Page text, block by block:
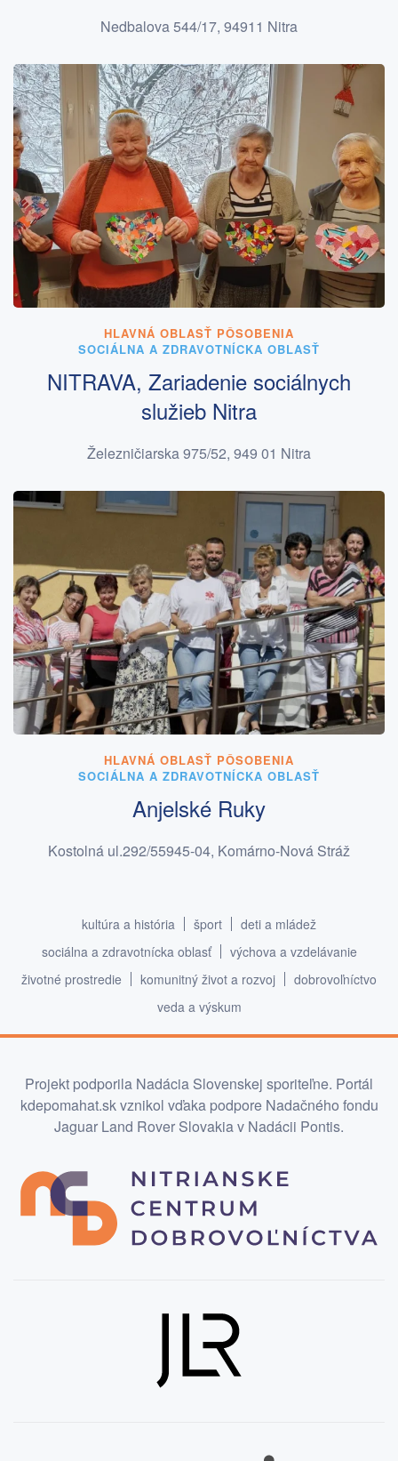
Nedbalova 544/17, 94911 Nitra
HLAVNÁ OBLASŤ PÔSOBENIA
SOCIÁLNA A ZDRAVOTNÍCKA OBLASŤ
NITRAVA, Zariadenie sociálnych
služieb Nitra
Železničiarska 975/52, 949 01 Nitra
HLAVNÁ OBLASŤ PÔSOBENIA
SOCIÁLNA A ZDRAVOTNÍCKA OBLASŤ
Anjelské Ruky
Kostolná ul.292/55945-04, Komárno-Nová Stráž
kultúra a história šport
deti a mládež
sociálna a zdravotnícka oblasť
výchova a vzdelávanie
životné prostredie
komunitný život a rozvoj
dobrovoľníctvo
veda a výskum
Projekt podporila Nadácia Slovenskej sporiteľne. Portál
kdepomahat.sk vznikol vďaka podpore Nadačného fondu
Jaguar Land Rover Slovakia v Nadácii Pontis.